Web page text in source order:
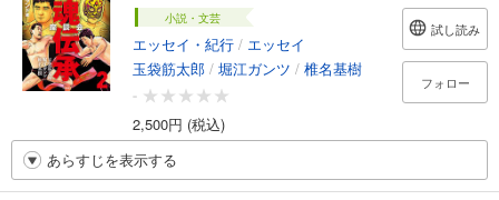
小説・文芸
エッセイ・紀行 / エッセイ
玉袋筋太郎 / 堀江ガンツ / 椎名基樹
-
2,500円 (税込)
試し読み
フォロー
あらすじを表示する